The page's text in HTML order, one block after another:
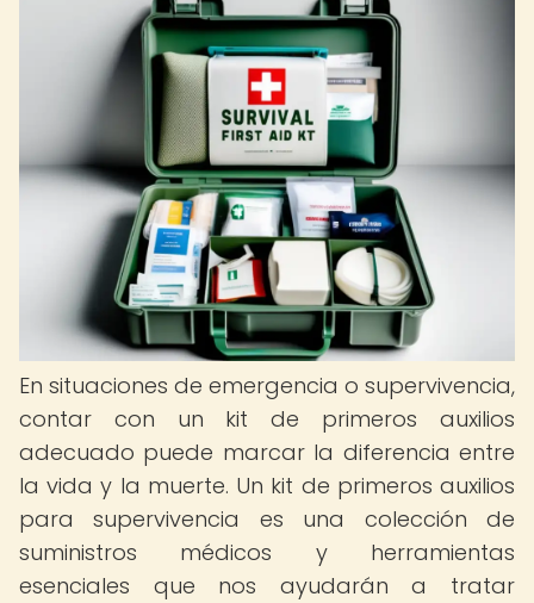
En situaciones de emergencia o supervivencia,
contar con un kit de primeros auxilios
adecuado puede marcar la diferencia entre
la vida y la muerte. Un kit de primeros auxilios
para supervivencia es una colección de
suministros médicos y herramientas
esenciales que nos ayudarán a tratar